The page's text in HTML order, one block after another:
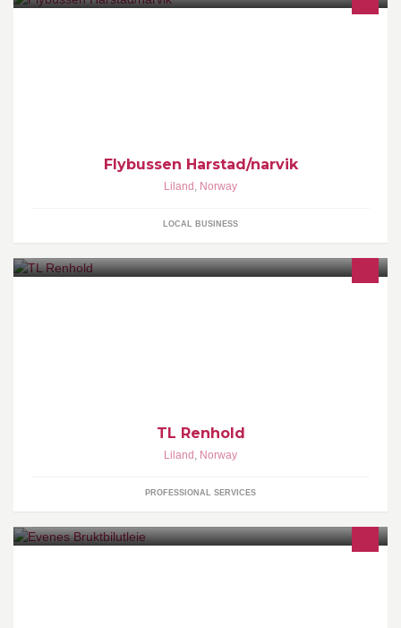
Flybussen Harstad/narvik
Liland , Norway
LOCAL BUSINESS
TL Renhold
Liland , Norway
PROFESSIONAL SERVICES